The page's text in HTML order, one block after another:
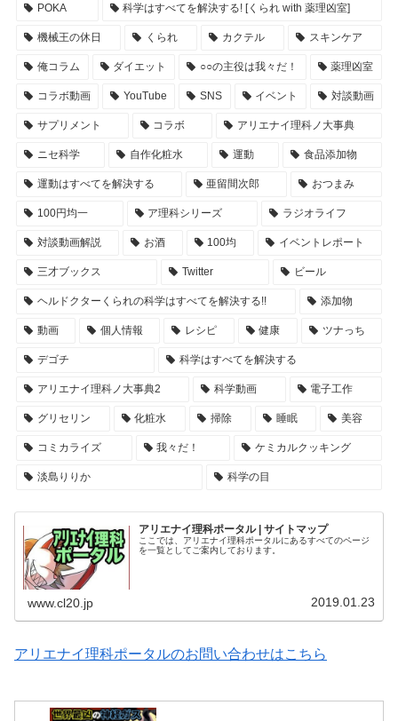
POKA 科学はすべてを解決する! [くられ with 薬理凶室]
機械王の休日 くられ カクテル スキンケア
俺コラム ダイエット ○○の主役は我々だ！ 薬理凶室
コラボ動画 YouTube SNS イベント 対談動画
サプリメント コラボ アリエナイ理科ノ大事典
ニセ科学 自作化粧水 運動 食品添加物
運動はすべてを解決する 亜留間次郎 おつまみ
100円均一 ア理科シリーズ ラジオライフ
対談動画解説 お酒 100均 イベントレポート
三才ブックス Twitter ビール
ヘルドクターくられの科学はすべてを解決する!! 添加物
動画 個人情報 レシピ 健康 ツナっち
デゴチ 科学はすべてを解決する
アリエナイ理科ノ大事典2 科学動画 電子工作
グリセリン 化粧水 掃除 睡眠 美容
コミカライズ 我々だ！ ケミカルクッキング
淡島りりか 科学の目
アリエナイ理科ポータル | サイトマップ
ここでは、アリエナイ理科ポータルにあるすべてのページ
を一覧としてご案内しております。
www.cl20.jp 2019.01.23
アリエナイ理科ポータルのお問い合わせはこちら